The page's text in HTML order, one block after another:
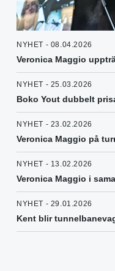
NYHET - 08.04.2026
Veronica Maggio
NYHET - 25.03.2026
Boko Yout dubbelt
NYHET - 23.02.2026
Veronica Maggio på
NYHET - 13.02.2026
Veronica Maggio i
NYHET - 29.01.2026
Kent blir